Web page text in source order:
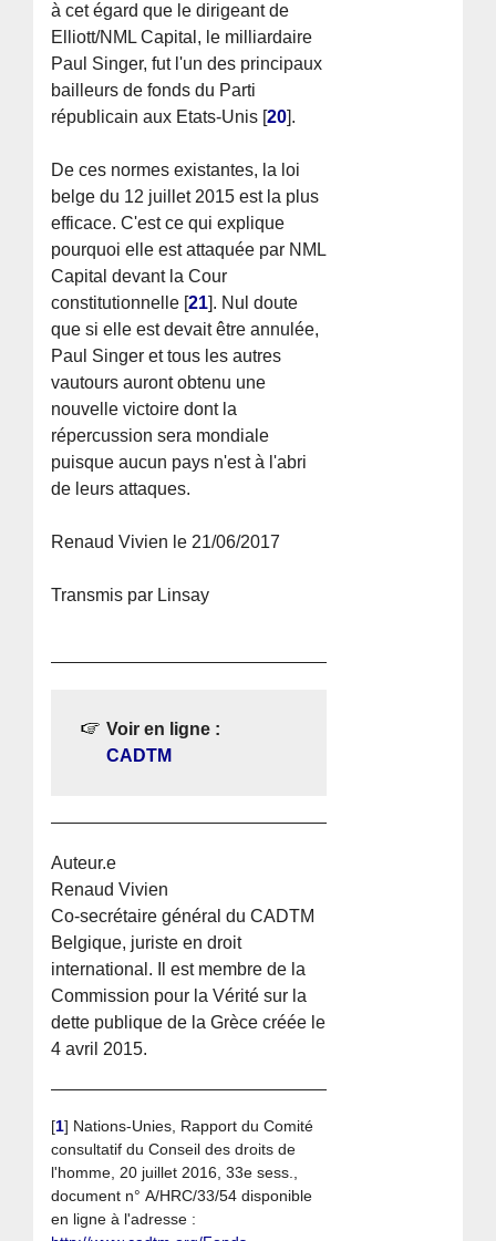
à cet égard que le dirigeant de
Elliott/NML Capital, le milliardaire
Paul Singer, fut l'un des principaux
bailleurs de fonds du Parti
républicain aux Etats-Unis [20].
De ces normes existantes, la loi
belge du 12 juillet 2015 est la plus
efficace. C'est ce qui explique
pourquoi elle est attaquée par NML
Capital devant la Cour
constitutionnelle [21]. Nul doute
que si elle est devait être annulée,
Paul Singer et tous les autres
vautours auront obtenu une
nouvelle victoire dont la
répercussion sera mondiale
puisque aucun pays n'est à l'abri
de leurs attaques.
Renaud Vivien le 21/06/2017
Transmis par Linsay
Voir en ligne :
CADTM
Auteur.e
Renaud Vivien
Co-secrétaire général du CADTM
Belgique, juriste en droit
international. Il est membre de la
Commission pour la Vérité sur la
dette publique de la Grèce créée le
4 avril 2015.
[1] Nations-Unies, Rapport du Comité
consultatif du Conseil des droits de
l'homme, 20 juillet 2016, 33e sess.,
document n° A/HRC/33/54 disponible
en ligne à l'adresse :